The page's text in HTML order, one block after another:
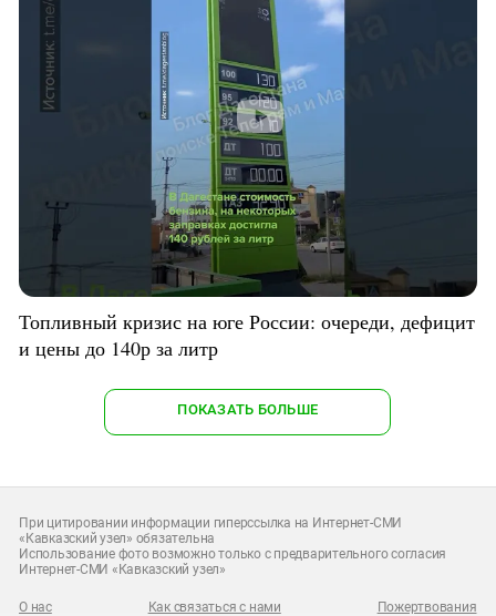
Топливный кризис на юге России: очереди, дефицит
и цены до 140р за литр
ПОКАЗАТЬ БОЛЬШЕ
При цитировании информации гиперссылка на Интернет-СМИ
«Кавказский узел» обязательна
Использование фото возможно только с предварительного согласия
Интернет-СМИ «Кавказский узел»
О нас Как связаться с нами Пожертвования